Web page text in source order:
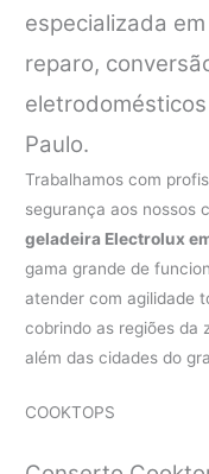
especializada
reparo,
Paulo.
Trabalhamos com
segurança aos nossos
geladeira Electrolux
gama grande de
atender com agilidade
cobrindo as regiões da
além das cidades do
COOKTOPS